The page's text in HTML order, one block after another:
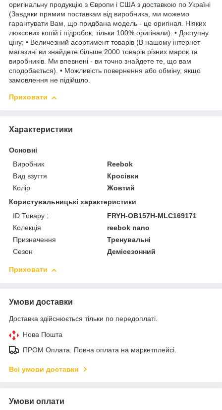
оригінальну продукцію з Європи і США з доставкою по Україні
(Завдяки прямим поставкам від виробника, ми можемо
гарантувати Вам, що придбана модель - це оригінал. Ніяких
люксових копій і підробок, тільки 100% оригінали). • Доступну
ціну; • Величезний асортимент товарів (В нашому інтернет-
магазині ви знайдете більше 2000 товарів різних марок та
виробників. Ми впевнені - ви точно знайдете те, що вам
сподобається). • Можливість повернення або обміну, якщо
замовлення не підійшло.
Приховати
Характеристики
Основні
Виробник
Reebok
Вид взуття
Кросівки
Колір
Жовтий
Користувальницькі характеристики
ID Товару :
FRYH-OB157H-MLC169171
Колекція
reebok nano
Призначення
Тренувальні
Сезон
Демісезонний
Приховати
Умови доставки
Доставка здійснюється тільки по передоплаті.
Нова Пошта
ПРОМ Оплата. Повна оплата на маркетплейсі.
Всі умови доставки
Умови оплати